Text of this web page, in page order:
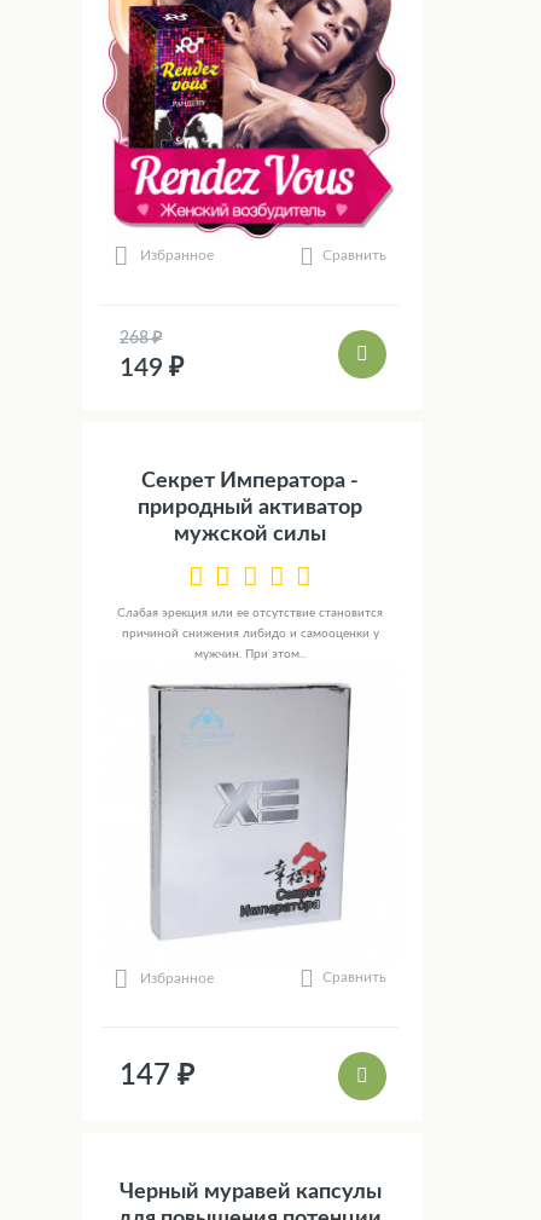
Избранное Сравнить
268 ₽
149 ₽
Секрет Императора -
природный активатор
мужской силы
Слабая эрекция или ее отсутствие становится
причиной снижения либидо и самооценки у
мужчин. При этом...
Избранное Сравнить
147 ₽
Черный муравей капсулы